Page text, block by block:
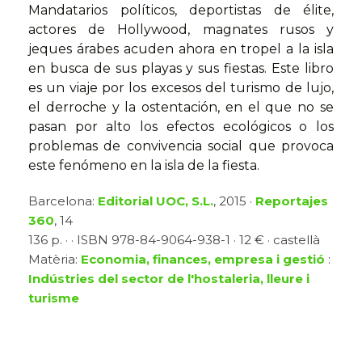
Mandatarios políticos, deportistas de élite,
actores de Hollywood, magnates rusos y
jeques árabes acuden ahora en tropel a la isla
en busca de sus playas y sus fiestas. Este libro
es un viaje por los excesos del turismo de lujo,
el derroche y la ostentación, en el que no se
pasan por alto los efectos ecológicos o los
problemas de convivencia social que provoca
este fenómeno en la isla de la fiesta.
Barcelona: Editorial UOC, S.L., 2015 · Reportajes
360, 14
136 p. · · ISBN 978-84-9064-938-1 · 12 € · castellà
Matèria: Economia, finances, empresa i gestió :
Indústries del sector de l'hostaleria, lleure i
turisme